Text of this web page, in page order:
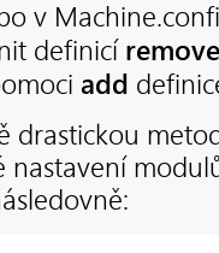
v
definicí remove
add
drastickou
nastavení